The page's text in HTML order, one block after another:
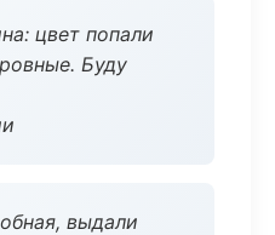
цвет попали
Буду
выдали